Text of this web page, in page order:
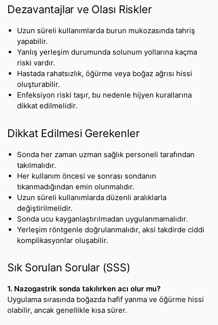
Dezavantajlar ve Olası Riskler
Uzun süreli kullanımlarda burun mukozasında tahriş
yapabilir.
Yanlış yerleşim durumunda solunum yollarına kaçma
riski vardır.
Hastada rahatsızlık, öğürme veya boğaz ağrısı hissi
oluşturabilir.
Enfeksiyon riski taşır, bu nedenle hijyen kurallarına
dikkat edilmelidir.
Dikkat Edilmesi Gerekenler
Sonda her zaman uzman sağlık personeli tarafından
takılmalıdır.
Her kullanım öncesi ve sonrası sondanın
tıkanmadığından emin olunmalıdır.
Uzun süreli kullanımlarda düzenli aralıklarla
değiştirilmelidir.
Sonda ucu kayganlaştırılmadan uygulanmamalıdır.
Yerleşim röntgenle doğrulanmalıdır, aksi takdirde ciddi
komplikasyonlar oluşabilir.
Sık Sorulan Sorular (SSS)
1. Nazogastrik sonda takılırken acı olur mu?
Uygulama sırasında boğazda hafif yanma ve öğürme hissi
olabilir, ancak genellikle kısa sürer.